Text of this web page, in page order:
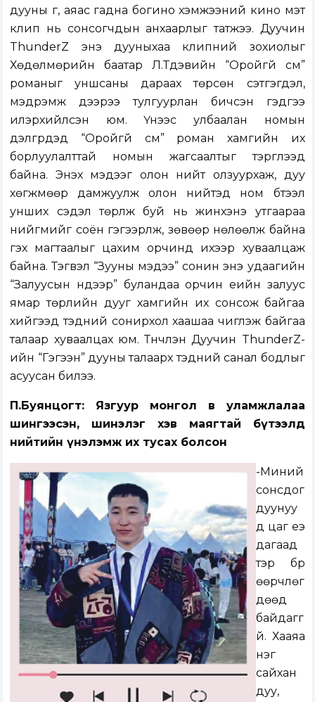
дууны үг, аяас гадна богино хэмжээний кино мэт
клип нь сонсогчдын анхаарлыг татжээ. Дуучин
ThunderZ энэ дууныхаа клипний зохиолыг
Хөдөлмөрийн баатар Л.Түдэвийн “Оройгүй сүм”
романыг уншсаны дараах төрсөн сэтгэгдэл,
мэдрэмж дээрээ тулгуурлан бичсэн гэдгээ
илэрхийлсэн юм. Үүнээс улбаалан номын
дэлгүүрүүдэд “Оройгүй сүм” роман хамгийн их
борлуулалттай номын жагсаалтыг тэргүүлээд
байна. Энэхүү мэдээг олон нийт олзуурхаж, дуу
хөгжмөөр дамжуулж олон нийтэд ном бүтээл
унших сэдэл төрүүлж буй нь жинхэнэ утгаараа
нийгмийг соён гэгээрүүлж, зөвөөр нөлөөлж байна
гэх магтаалыг цахим орчинд ихээр хуваалцаж
байна. Тэгвэл “Зууны мэдээ” сонин энэ удаагийн
“Залуусын нүдээр” буландаа орчин үеийн залуус
ямар төрлийн дууг хамгийн их сонсож байгаа
хийгээд тэдний сонирхол хаашаа чиглэж байгаа
талаар хуваалцах юм. Түүнчлэн Дуучин ThunderZ-
ийн “Гэгээн” дууны талаарх тэдний санал бодлыг
асуусан билээ.
П.Буянцогт: Язгуур монгол өв уламжлалаа
шингээсэн, шинэлэг хэв маягтай бүтээлд
нийтийн үнэлэмж их тусах болсон
-Миний
сонсдог
дуунуу
д цаг үеэ
дагаад
тэр бүр
өөрчлөг
дөөд
байдаггү
й. Хааяа
нэг
сайхан
дуу,